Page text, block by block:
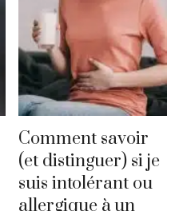
Comment savoir
(et distinguer) si je
suis intolérant ou
allergique à un